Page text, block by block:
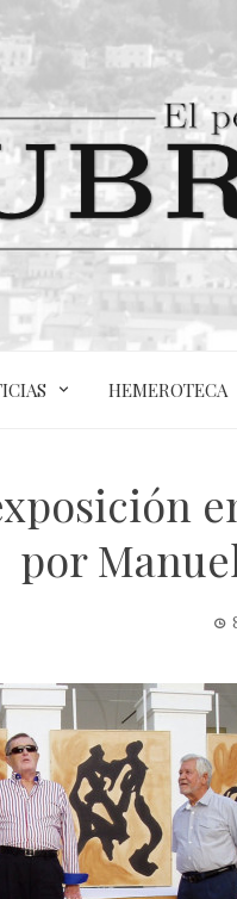
HEMEROTECA
por